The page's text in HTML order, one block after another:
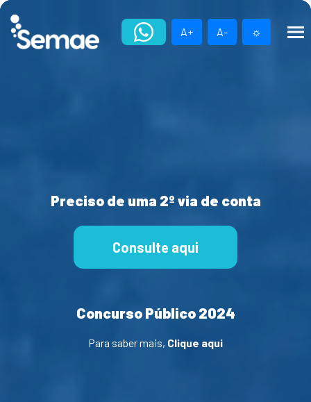
Skip
content
A+ A- ☼
Preciso de uma 2º via de conta
Consulte aqui
Concurso Público 2024
Para saber mais, Clique aqui